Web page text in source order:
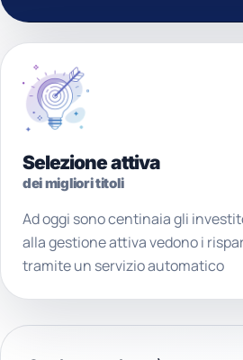
Selezione attiva
dei migliori titoli
Ad oggi sono centinaia gli
alla gestione attiva vedono i
tramite un servizio automatico